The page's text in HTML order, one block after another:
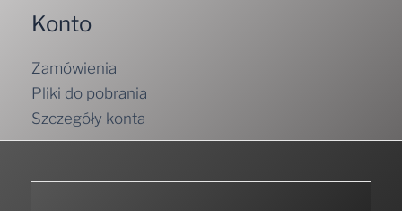
Konto
Zamówienia
Pliki do pobrania
Szczegóły konta